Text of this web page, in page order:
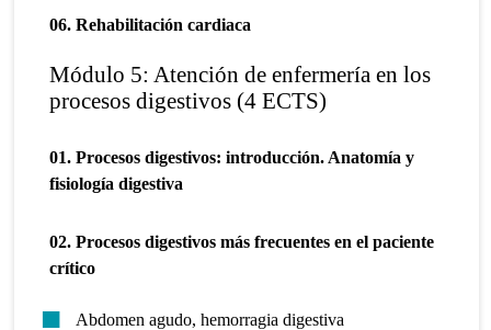
06. Rehabilitación cardiaca
Módulo 5: Atención de enfermería en los
procesos digestivos (4 ECTS)
01. Procesos digestivos: introducción. Anatomía y
fisiología digestiva
02. Procesos digestivos más frecuentes en el paciente
crítico
Abdomen agudo, hemorragia digestiva